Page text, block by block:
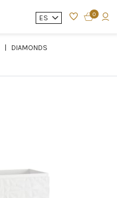
ES 0
DIAMONDS